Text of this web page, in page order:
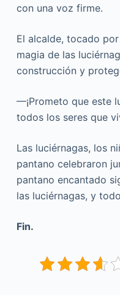
con una voz firme.
El alcalde, tocado
magia de las
construcción y
—¡Prometo que este
todos los seres que
Las luciérnagas, los
pantano celebraron
pantano encantado
las luciérnagas, y
Fin.